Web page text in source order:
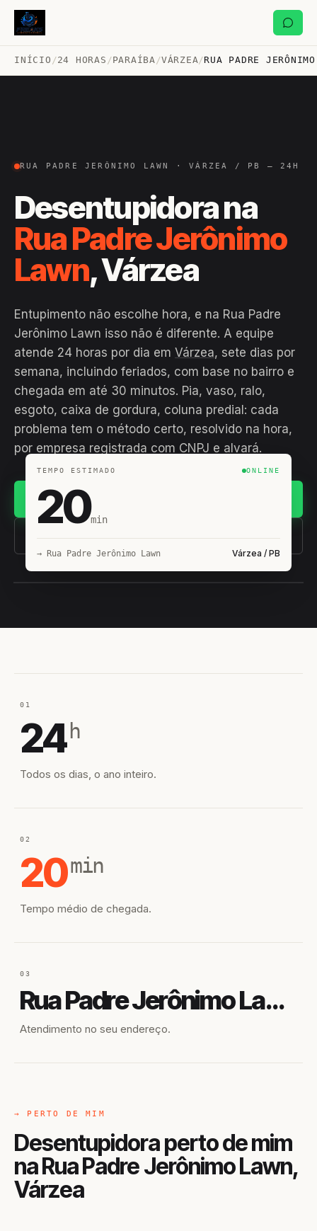
INÍCIO /24 HORAS /PARAÍBA /VÁRZEA/RUA PADRE
RUA PADRE JERÔNIMO LAWN · VÁRZEA / PB — 24H
Desentupidora na
Rua Padre Jerônimo
Lawn, Várzea
Entupimento não escolhe hora, e na Rua Padre
Jerônimo Lawn isso não é diferente. A equipe
atende 24 horas por dia em Várzea, sete dias por
semana, incluindo feriados, com base no bairro e
chegada em até 30 minutos. Pia, vaso, ralo,
esgoto, caixa de gordura, coluna predial: cada
problema tem o método certo, resolvido na hora,
por empresa registrada com CNPJ e alvará.
(11) 93407-8838
TEMPO ESTIMADO ONLINE
20min
→ Rua Padre Jerônimo Lawn Várzea / PB
01
24 h
Todos os dias, o ano inteiro.
02
20min
Tempo médio de chegada.
03
Rua Padre Jerônimo Lawn
Atendimento no seu endereço.
→ PERTO DE MIM
Desentupidora perto de mim
na Rua Padre Jerônimo Lawn,
Várzea